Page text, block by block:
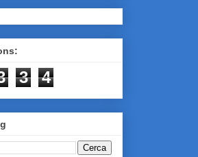
3 4